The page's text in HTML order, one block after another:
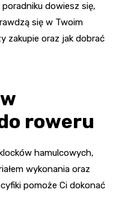
dowiesz się,
się w Twoim
zakupie oraz jak dobrać
roweru
hamulcowych,
wykonania oraz
pomoże Ci dokonać